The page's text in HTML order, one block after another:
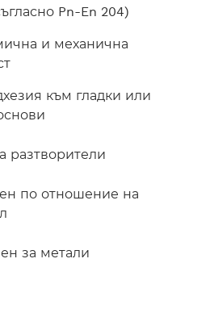
Pn-En 204)
и механична
към гладки или
разтворители
по отношение на
за метали